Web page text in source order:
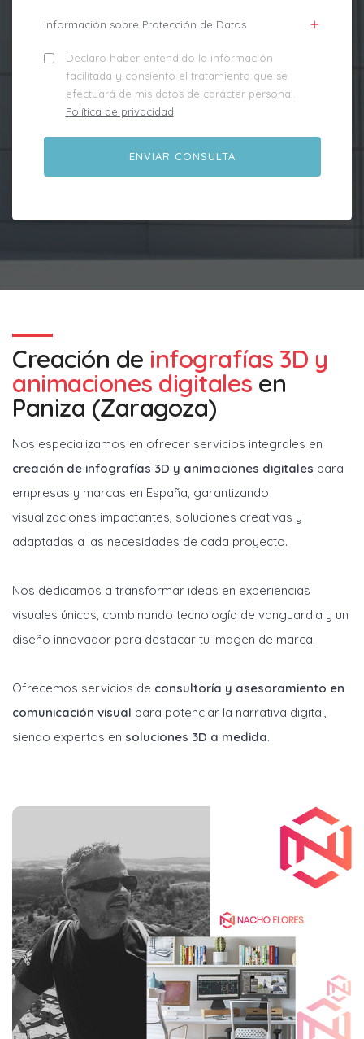
Información sobre Protección de Datos
Declaro haber entendido la información
facilitada y consiento el tratamiento que se
efectuará de mis datos de carácter personal.
Política de privacidad.
Creación de infografías 3D y
animaciones digitales en
Paniza (Zaragoza)
Nos especializamos en ofrecer servicios integrales en
creación de infografías 3D y animaciones digitales para
empresas y marcas en España, garantizando
visualizaciones impactantes, soluciones creativas y
adaptadas a las necesidades de cada proyecto.
Nos dedicamos a transformar ideas en experiencias
visuales únicas, combinando tecnología de vanguardia y un
diseño innovador para destacar tu imagen de marca.
Ofrecemos servicios de consultoría y asesoramiento en
comunicación visual para potenciar la narrativa digital,
siendo expertos en soluciones 3D a medida.